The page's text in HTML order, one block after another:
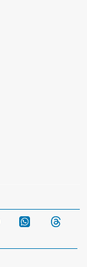
Telegram WhatsApp